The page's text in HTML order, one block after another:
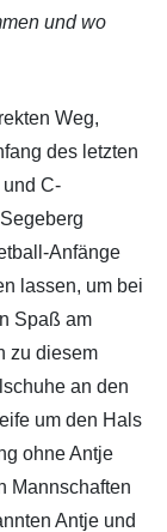
und wo
Weg,
des letzten
C-
Anfänge
lassen, um bei
Spaß am
zu diesem
an den
um den Hals
ohne Antje
Mannschaften
Antje und